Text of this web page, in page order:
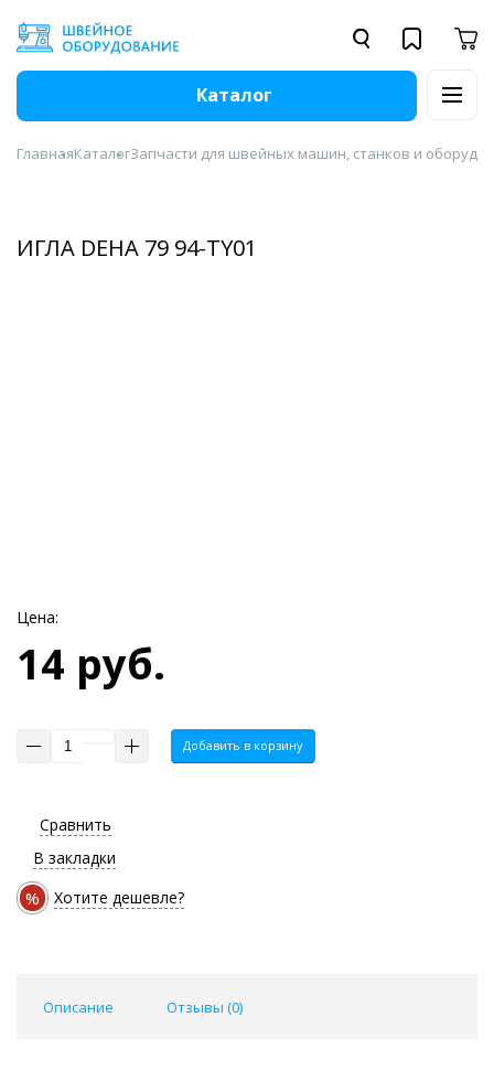
Каталог
ГлавнаяКаталогЗапчасти для швейных машин, станков и
ИГЛА DEHA 79 94-TY01
Цена:
14 руб.
Добавить в корзину
Сравнить
В закладки
% Хотите дешевле?
Описание Отзывы (0)